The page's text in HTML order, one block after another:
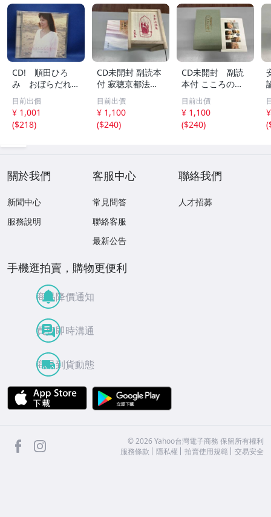
CD! 順田ひろ
み おぼらだれ
ん 帯付き OM
CD-16 42405
目前出價
¥ 1,001
($218)
CD未開封 副読本
付 寂聴京都法話
集 ユーキャン
目前出價
¥ 1,100
($240)
CD未開封 副読
本付 こころの
扉 河合隼雄講話
集
目前出價
¥ 1,100
($240)
(
關於我們
新聞中心
服務說明
客服中心
常見問答
聯絡客服
最新公告
聯絡我們
人才招募
手機逛拍賣，購物更便利
商品降價通知
買賣即時溝通
商品到貨動態
APP Store
facebook ©2026 Yahoo台灣電子商務 保留所有權利
服務條款
隱私權 拍賣使用規範 交易安全